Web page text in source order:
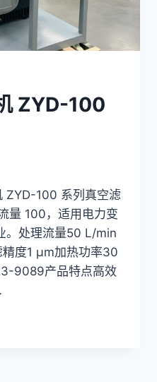
ZYD-100
ZYD-100 系列真空滤
量 100，适用电力变
。处理流量50 L/min
度1 μm加热功率30
9089产品特点高效